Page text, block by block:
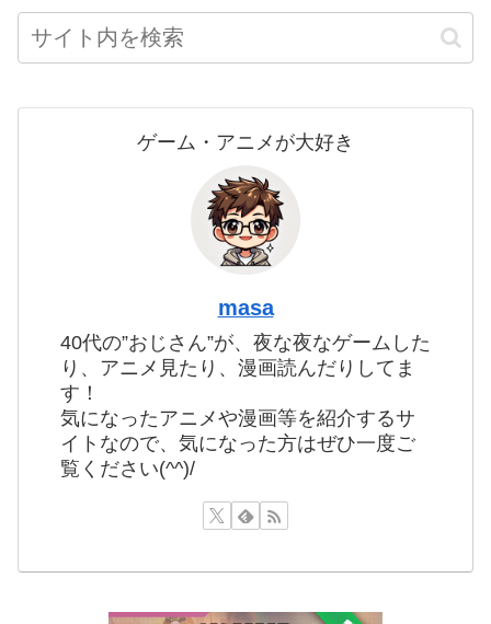
ゲーム・アニメが大好き
masa
40代の”おじさん”が、夜な夜なゲームした
り、アニメ見たり、漫画読んだりしてま
す！
気になったアニメや漫画等を紹介するサ
イトなので、気になった方はぜひ一度ご
覧ください(^^)/